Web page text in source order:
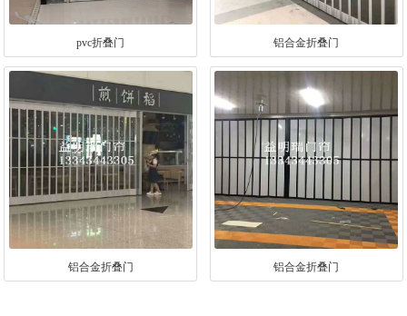
pvc折叠门 铝合金折叠门
铝合金折叠门 铝合金折叠门